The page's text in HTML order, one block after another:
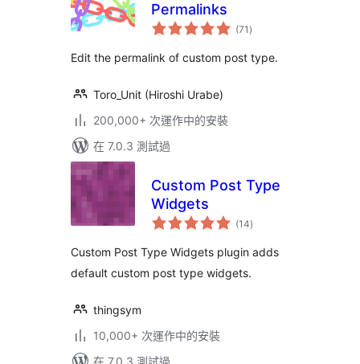
Permalinks
(71 總
評)
Edit the permalink of custom post type.
Toro_Unit (Hiroshi Urabe)
200,000+ 次運作中的安裝
在 7.0.3 測試過
Custom Post Type
Widgets
(14總
評)
Custom Post Type Widgets plugin adds
default custom post type widgets.
thingsym
10,000+ 次運作中的安裝
在 7.0.3 測試過